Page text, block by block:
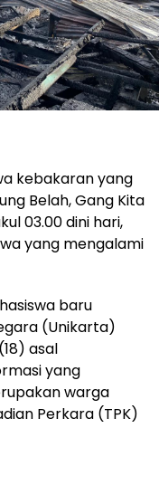
kebakaran yang
Belah, Gang Kita
03.00 dini hari,
yang mengalami
baru
(Unikarta)
asal
yang
warga
Perkara (TPK)